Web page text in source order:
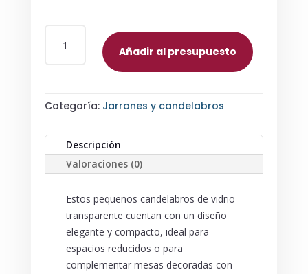
CANDELABROS
TRANSPARENTESAñadir al presupuesto
Categoría: Jarrones y candelabros
Descripción
Valoraciones (0)
Estos pequeños candelabros de vidrio
transparente cuentan con un diseño
elegante y compacto, ideal para
espacios reducidos o para
complementar mesas decoradas con